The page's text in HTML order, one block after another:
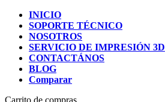
INICIO
SOPORTE TÉCNICO
NOSOTROS
SERVICIO DE IMPRESIÓN 3D
CONTACTÁNOS
BLOG
Comparar
Carrito de compras